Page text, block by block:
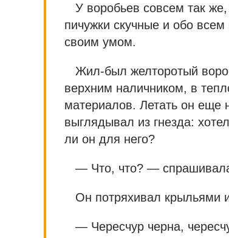
У воробьев совсем так
пичужки скучные и обо
своим умом.
Жил-был желторотый
верхним наличником, в
материалов. Летать он еще
выглядывал из гнезда:
ли он для него?
— Что, что? —
Он потряхивал крыльями
— Чересчур черна,